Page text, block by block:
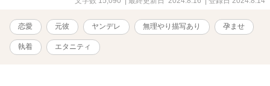
恋愛 元彼 ヤンデレ 無理やり描写あり 孕ませ
執着 エタニティ